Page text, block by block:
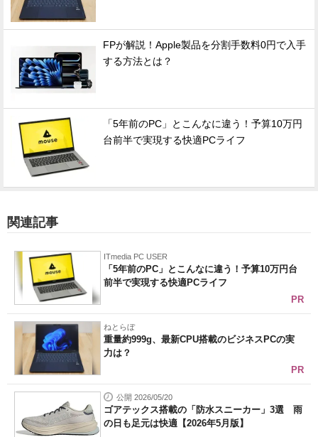
FPが解説！Apple製品を分割手数料0円で入手
する方法とは？
「5年前のPC」とこんなに違う！予算10万円
台前半で実現する快適PCライフ
関連記事
ITmedia PC USER
「5年前のPC」とこんなに違う！予算10万円台
前半で実現する快適PCライフ
PR
ねとらぼ
重量約999g、最新CPU搭載のビジネスPCの実
力は？
PR
公開 2026/05/20
ゴアテックス搭載の「防水スニーカー」3選 雨
の日も足元は快適【2026年5月版】